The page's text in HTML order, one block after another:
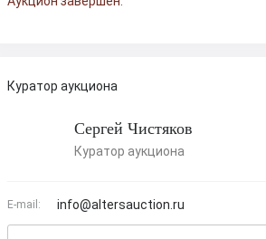
Куратор аукциона
Сергей Чистяков
Куратор аукциона
E-mail: info@altersauction.ru